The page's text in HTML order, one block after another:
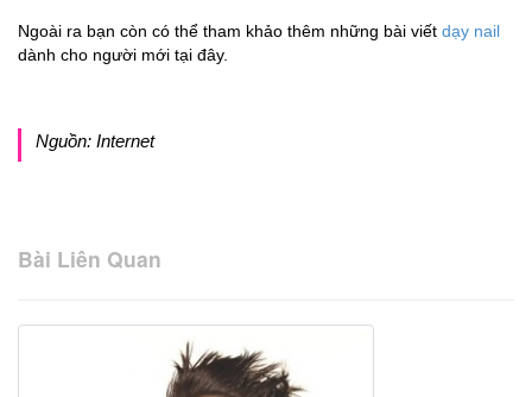
Ngoài ra bạn còn có thể tham khảo thêm những bài viết dạy nail
dành cho người mới tại đây.
Nguồn: Internet
Bài Liên Quan